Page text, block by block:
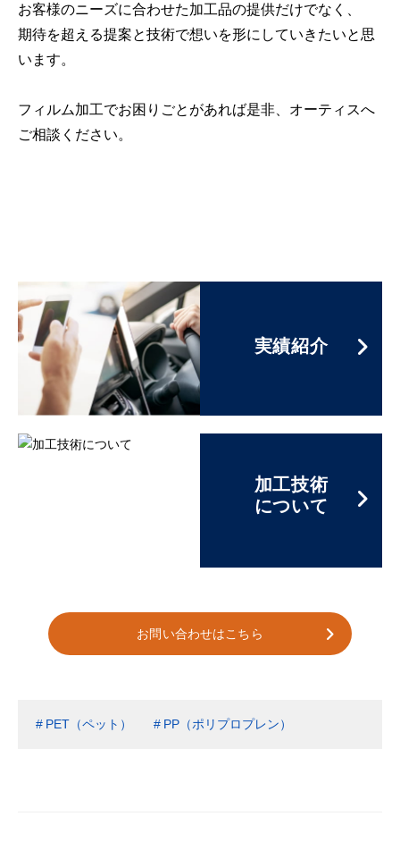
お客様のニーズに合わせた加工品の提供だけでなく、
期待を超える提案と技術で想いを形にしていきたいと思
います。
フィルム加工でお困りごとがあれば是非、オーティスへ
ご相談ください。
実績紹介
加工技術
について
お問い合わせはこちら
PET（ペット） PP（ポリプロプレン）